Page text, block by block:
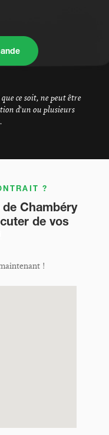
ce soit, ne peut être
d'un ou plusieurs
?
Chambéry
de vos
!